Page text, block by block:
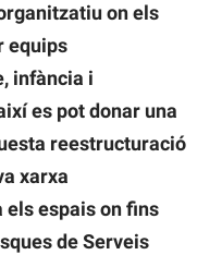
on els
equips
infància i
es pot donar una
reestructuració
xarxa
els espais on fins
de Serveis